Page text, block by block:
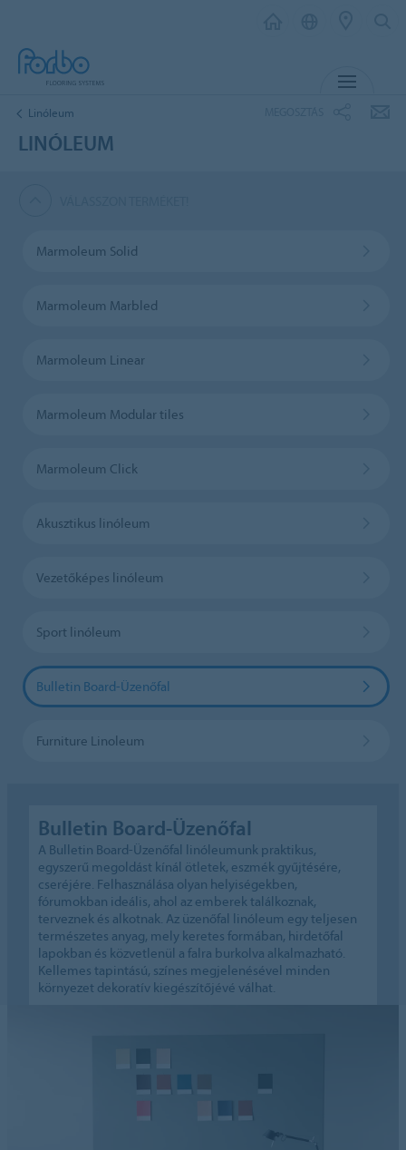
Linóleum
LINÓLEUM
Marmoleum Solid
Marmoleum Marbled
Marmoleum Linear
Marmoleum Modular tiles
Marmoleum Click
Akusztikus linóleum
Vezetőképes linóleum
Sport linóleum
Bulletin Board-Üzenőfal
Furniture Linoleum
Bulletin Board-Üzenőfal
A Bulletin Board-Üzenőfal linóleumunk praktikus,
egyszerű megoldást kínál ötletek, eszmék gyűjtésére,
cseréjére. Felhasználása olyan helyiségekben,
fórumokban ideális, ahol az emberek találkoznak,
terveznek és alkotnak. Az üzenőfal linóleum egy teljesen
természetes anyag, mely keretes formában, hirdetőfal
lapokban és közvetlenül a falra burkolva alkalmazható.
Kellemes tapintású, színes megjelenésével minden
környezet dekoratív kiegészítőjévé válhat.